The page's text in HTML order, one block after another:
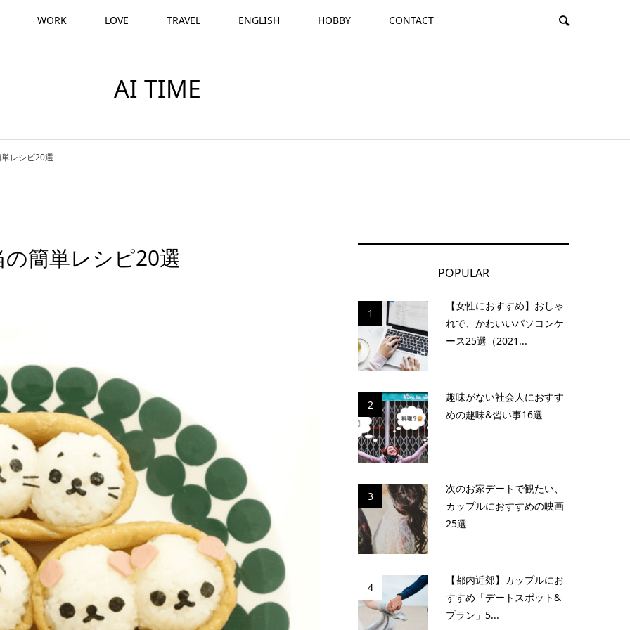
WORK LOVE TRAVEL ENGLISH HOBBY CONTACT
AI TIME
レシピ20選
簡単レシピ20選
POPULAR
1
【女性におすすめ】おしゃ
れで、かわいいパソコンケ
ース25選（2021...
2
趣味がない社会人におすす
めの趣味&習い事16選
3
次のお家デートで観たい、
カップルにおすすめの映画
25選
4
【都内近郊】カップルにお
すすめ「デートスポット&
プラン」5...